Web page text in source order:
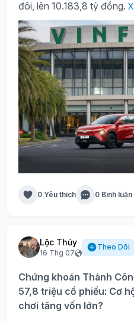
đôi, lên 10.183,8 tỷ đồng.
0 Yêu thích 0 Bình luận
Lộc Thủy
16 Thg 07
Theo Dõi
Chứng khoán Thành
57,8 triệu cổ phiếu: Cơ
chơi tăng vốn lớn?